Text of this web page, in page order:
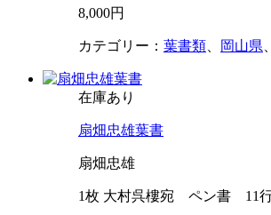
8,000円
カテゴリー： 葉書類 岡山県
在庫あり
扇畑忠雄葉書
扇畑忠雄
1枚 大村呉樓宛 ペン書 11